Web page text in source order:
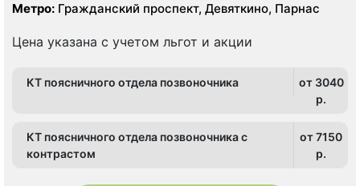
Метро: Гражданский проспект, Девяткино, Парнас
Цена указана с учетом льгот и акции
КТ поясничного отдела позвоночника
от 3040
p.
КТ поясничного отдела позвоночника с
контрастом
от 7150
p.